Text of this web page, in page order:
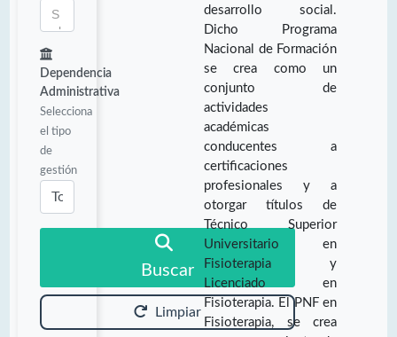
Dependencia
Administrativa
Selecciona
el tipo
de
gestión
Buscar
Limpiar
desarrollo social.
Dicho Programa
Nacional de Formación
se crea como un
conjunto de
actividades
académicas
conducentes a
certificaciones
profesionales y a
otorgar títulos de
Técnico Superior
Universitario en
Fisioterapia y
Licenciado en
Fisioterapia. El PNF en
Fisioterapia, se crea